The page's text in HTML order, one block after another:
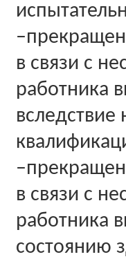
в связи с
работника
вследствие
в связи с
работника
состоянию